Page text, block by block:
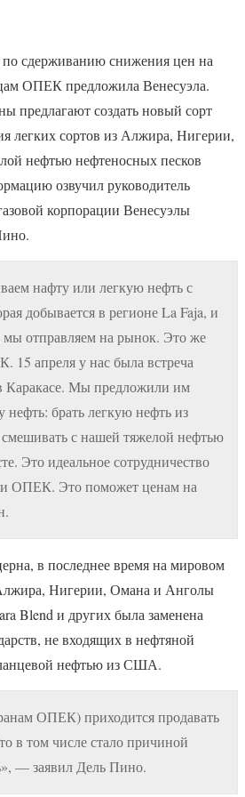
сдерживанию снижения цен на
ОПЕК предложила Венесуэла.
предлагают создать новый сорт
легких сортов из Алжира, Нигерии,
нефтью нефтеносных песков
озвучил руководитель
корпорации Венесуэлы
нафту или легкую нефть с
добывается в регионе La Faja, и
отправляем на рынок. Это же
апреля у нас была встреча
Каракасе. Мы предложили им
брать легкую нефть из
с нашей тяжелой нефтью
Это идеальное сотрудничество
ОПЕК. Это поможет ценам на
в последнее время на мировом
Нигерии, Омана и Анголы
Blend и других была заменена
не входящих в нефтяной
нефтью из США.
ОПЕК) приходится продавать
в том числе стало причиной
— заявил Дель Пино.